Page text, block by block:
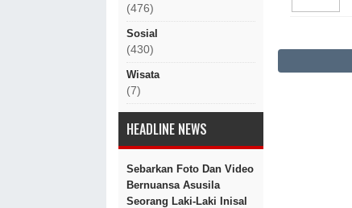
(476)
Sosial
(430)
Wisata
(7)
HEADLINE NEWS
Sebarkan Foto Dan Video
Bernuansa Asusila
Seorang Laki-Laki Inisal